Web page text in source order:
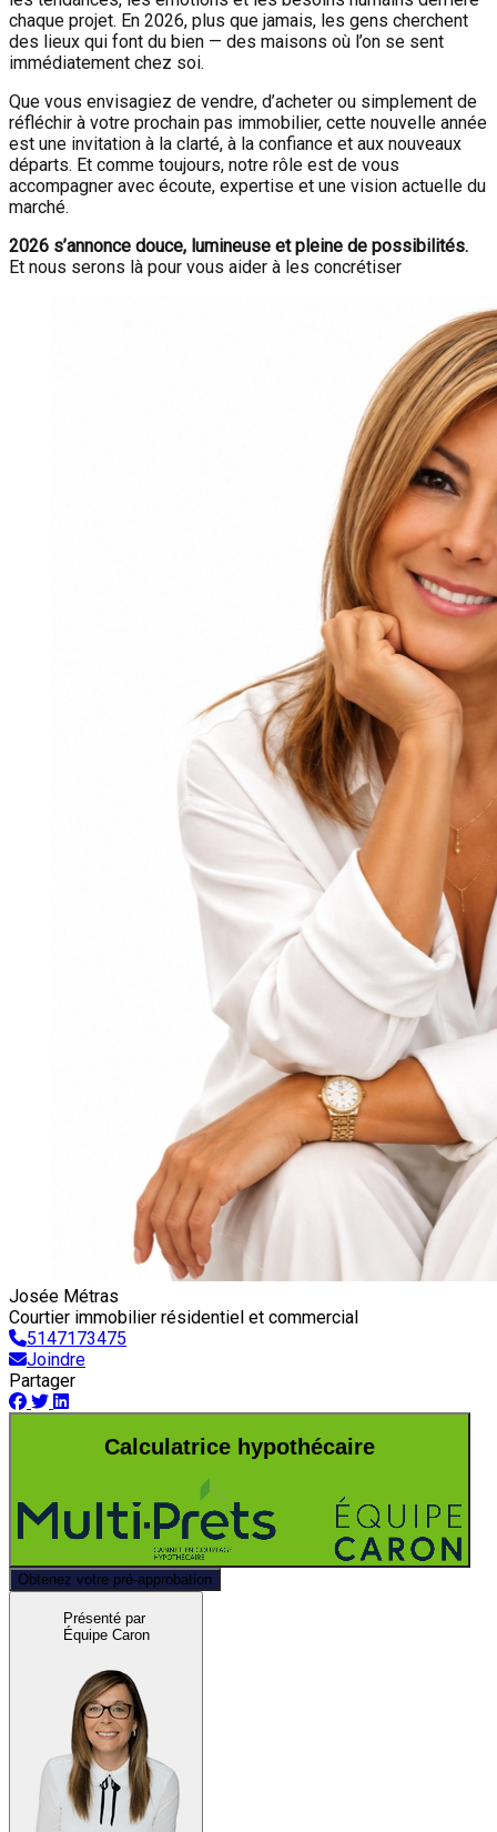
chaque projet. En 2026, plus que jamais, les gens cherchent
des lieux qui font du bien — des maisons où l’on se sent
immédiatement chez soi.
Que vous envisagiez de vendre, d’acheter ou simplement de
réfléchir à votre prochain pas immobilier, cette nouvelle année
est une invitation à la clarté, à la confiance et aux nouveaux
départs. Et comme toujours, notre rôle est de vous
accompagner avec écoute, expertise et une vision actuelle du
marché.
2026 s’annonce douce, lumineuse et pleine de possibilités.
Et nous serons là pour vous aider à les concrétiser
Josée Métras
Courtier immobilier résidentiel et commercial
5147173475
Joindre
Partager
Calculatrice hypothécaire
Obtenez votre pré-approbation
Présenté par
Équipe Caron